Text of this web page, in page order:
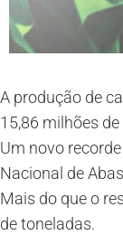
A produção de
15,86 milhões
Um novo
Nacional de
Mais do que o
de toneladas.